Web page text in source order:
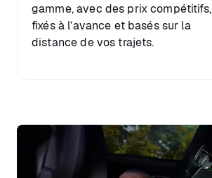
gamme, avec des prix compétitifs,
fixés à l’avance et basés sur la
distance de vos trajets.